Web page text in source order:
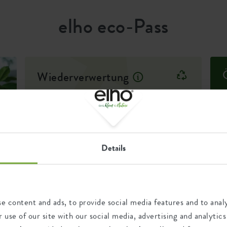
Details
content and ads, to provide social media features and to
of our site with our social media, advertising and
elho eco-Pass
Wiederverwertung
Dieses Produkt besteht zu 7%
Abfällen und zu 93% aus Post-
industriellen Abfällen.
Zertifikate Garantie